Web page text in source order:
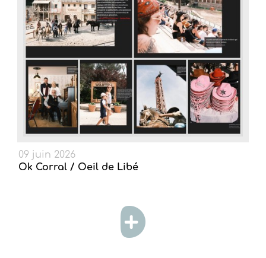
09 juin 2026
Ok Corral / Oeil de Libé